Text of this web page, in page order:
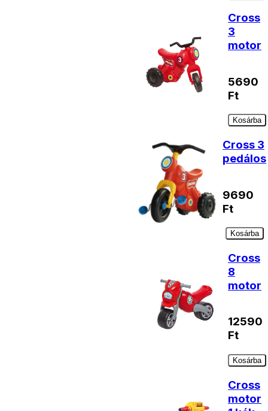
Cross
3
motor
5690
Ft
Kosárba
Cross 3
pedálos
9690
Ft
Kosárba
Cross
8
motor
12590
Ft
Kosárba
Cross
motor